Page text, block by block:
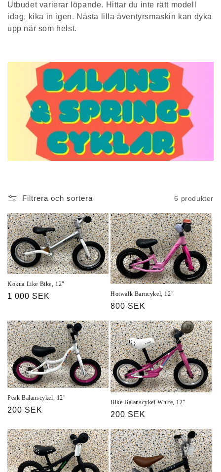
:
Utbudet varierar löpande. Hittar du inte rätt modell
idag, kika in igen. Nästa lilla äventyrsmaskin kan dyka
upp när som helst.
Filtrera och sortera 6 produkter
Kokua Like Bike, 12"
Ordinarie
1 000 SEK Hotwalk Barncykel, 12"
Ordinarie
800 SEK
Peak Balanscykel, 12"
Ordinarie
200 SEK
Bike Balanscykel White, 12"
Ordinarie
200 SEK